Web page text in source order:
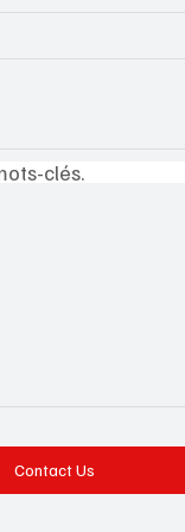
clés.
Contact Us